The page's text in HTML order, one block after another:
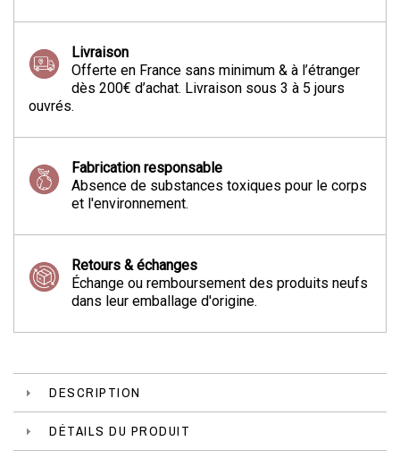
Livraison
Offerte en France sans minimum & à l’étranger
dès 200€ d’achat. Livraison sous 3 à 5 jours
ouvrés.
Fabrication responsable
Absence de substances toxiques pour le corps
et l'environnement.
Retours & échanges
Échange ou remboursement des produits neufs
dans leur emballage d'origine.
DESCRIPTION
DÉTAILS DU PRODUIT